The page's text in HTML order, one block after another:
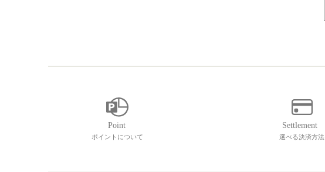
ポイントについて 選べる決済方法